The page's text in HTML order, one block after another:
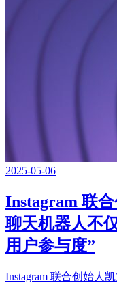
2025-05-06
Instagram 联
聊天机器人不
用户参与度”
Instagram 联合创始人